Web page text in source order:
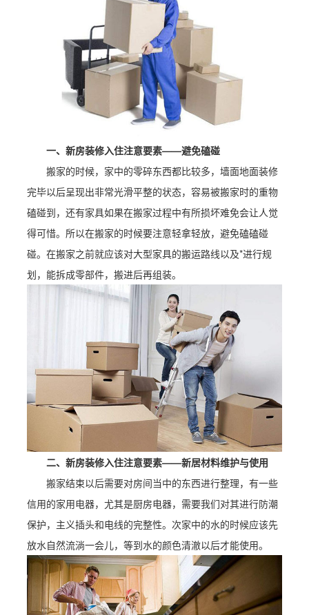
一、新房装修入住注意要素——避免磕碰
搬家的时候，家中的零碎东西都比较多，墙面地面装修
完毕以后呈现出非常光滑平整的状态，容易被搬家时的重物
磕碰到，还有家具如果在搬家过程中有所损坏难免会让人觉
得可惜。所以在搬家的时候要注意轻拿轻放，避免磕磕碰
碰。在搬家之前就应该对大型家具的搬运路线以及*进行规
划，能拆成零部件，搬进后再组装。
二、新房装修入住注意要素——新居材料维护与使用
搬家结束以后需要对房间当中的东西进行整理，有一些
信用的家用电器，尤其是厨房电器，需要我们对其进行防潮
保护，主义插头和电线的完整性。次家中的水的时候应该先
放水自然流淌一会儿，等到水的颜色清澈以后才能使用。